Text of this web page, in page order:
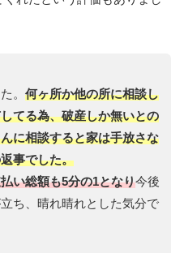
。 何ヶ所か他の所に相談し
てる為、破産しか無いとの
に相談すると家は手放さな
事でした。
い総額も5分の1となり今後
ち、晴れ晴れとした気分で